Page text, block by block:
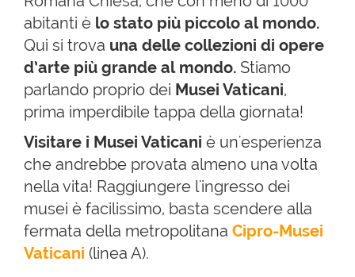
abitanti è lo stato più piccolo al mondo.
Qui si trova una delle collezioni di opere
d’arte più grande al mondo. Stiamo
parlando proprio dei Musei Vaticani,
prima imperdibile tappa della giornata!
Visitare i Musei Vaticani è un'esperienza
che andrebbe provata almeno una volta
nella vita! Raggiungere l'ingresso dei
musei è facilissimo, basta scendere alla
fermata della metropolitana Cipro-Musei
Vaticani (linea A).